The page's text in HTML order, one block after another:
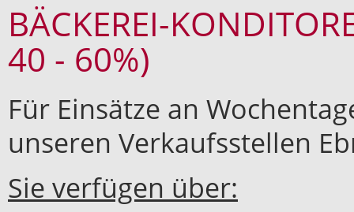
BÄCKEREI-
40 - 60%)
Für Einsätze an
unseren Verkaufsstellen
Sie verfügen über: